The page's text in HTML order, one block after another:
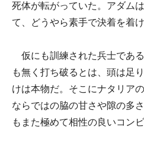
死体が転がっていた。アダム
て、どうやら素手で決着を着け
仮にも訓練された兵士であ
も無く打ち破るとは、頭は足
けは本物だ。そこにナタリア
ならではの脇の甘さや隙の多
もまた極めて相性の良いコンビ